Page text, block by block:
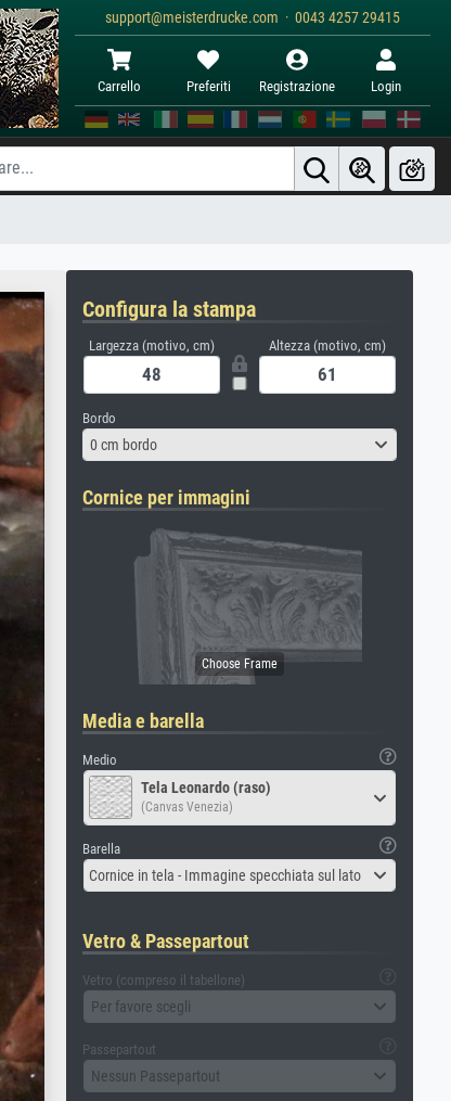
support@meisterdrucke.com · 0043 4257 29415
Carrello Preferiti Registrazione Login
Configura la stampa
Largezza (motivo, cm) Altezza (motivo, cm)
Bordo
0 cm bordo
Cornice per immagini
Media e barella
Medio
Tela Leonardo (raso)
(Canvas Venezia)
Barella
Cornice in tela - Immagine specchiata sul lato
Vetro & Passepartout
Vetro (compreso il tabellone)
Per favore scegli
Passepartout
Nessun Passepartout